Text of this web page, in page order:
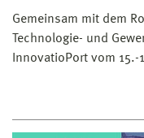
Gemeinsam mit dem
Technologie- und
InnovatioPort vom 15.-